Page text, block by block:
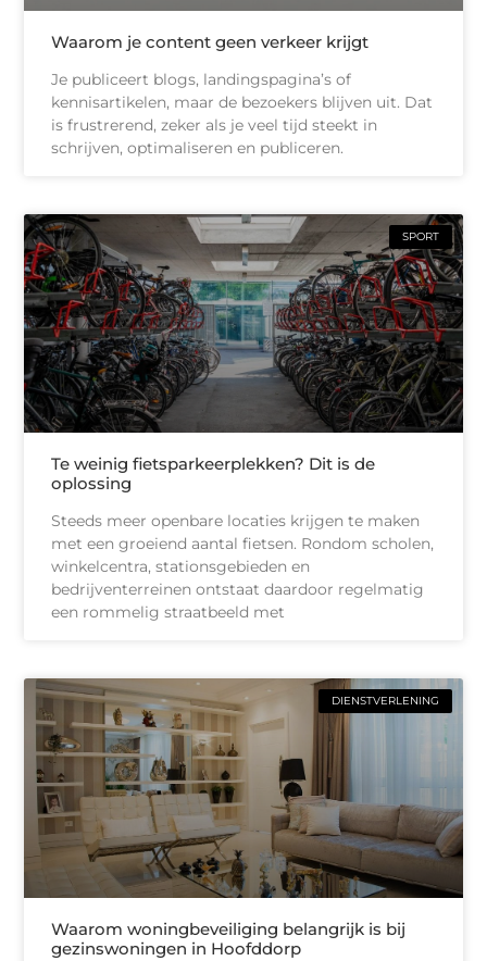
Waarom je content geen verkeer krijgt
Je publiceert blogs, landingspagina’s of
kennisartikelen, maar de bezoekers blijven uit. Dat
is frustrerend, zeker als je veel tijd steekt in
schrijven, optimaliseren en publiceren.
SPORT
Te weinig fietsparkeerplekken? Dit is de
oplossing
Steeds meer openbare locaties krijgen te maken
met een groeiend aantal fietsen. Rondom scholen,
winkelcentra, stationsgebieden en
bedrijventerreinen ontstaat daardoor regelmatig
een rommelig straatbeeld met
DIENSTVERLENING
Waarom woningbeveiliging belangrijk is bij
gezinswoningen in Hoofddorp